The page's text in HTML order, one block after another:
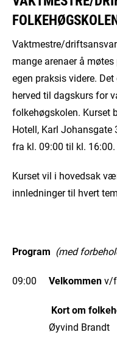
Vaktmestre/
mange arenaer å
egen praksis videre.
herved til dagskurs for
folkehøgskolen. Kurset
Hotell, Karl Johansgate
fra kl. 09:00 til kl. 16:00.
Kurset vil i hovedsak
innledninger til hvert
Program (med
09:00 Velkommenv/
Kort om
Øyvind Brandt